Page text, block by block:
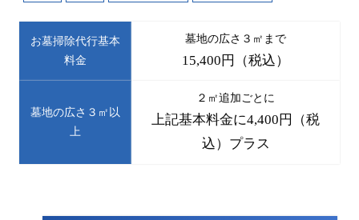
お墓掃除代行基本
料金
墓地の広さ３㎡まで
15,400円（税込）
墓地の広さ３㎡以
上
２㎡追加ごとに
上記基本料金に4,400円（税
込）プラス